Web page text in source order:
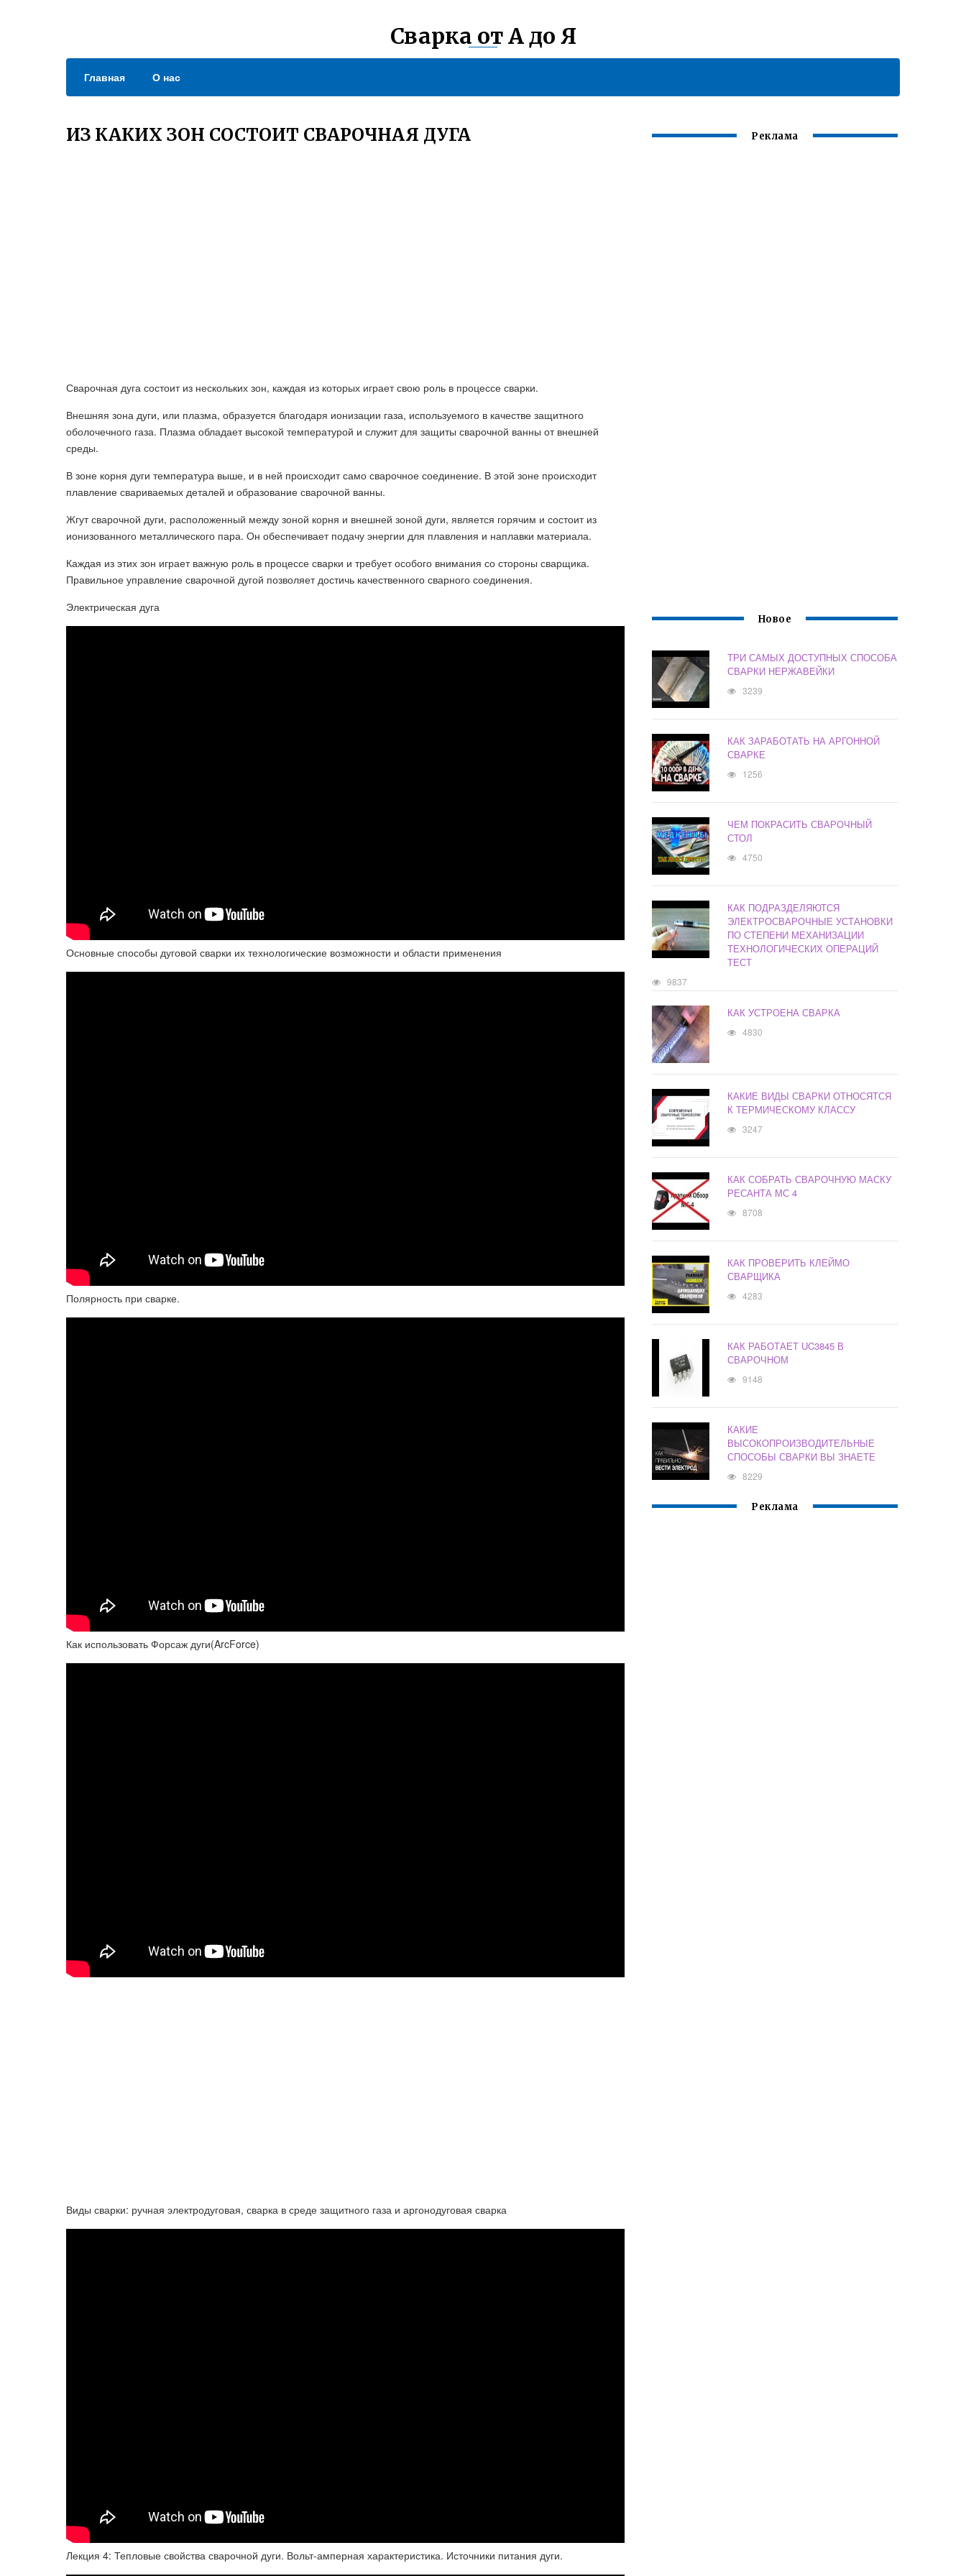
Сварка от А до Я
Главная О нас
ИЗ КАКИХ ЗОН СОСТОИТ СВАРОЧНАЯ ДУГА
Сварочная дуга состоит из нескольких зон, каждая из которых играет свою роль в процессе сварки.
Внешняя зона дуги, или плазма, образуется благодаря ионизации газа, используемого в качестве защитного
оболочечного газа. Плазма обладает высокой температурой и служит для защиты сварочной ванны от внешней
среды.
В зоне корня дуги температура выше, и в ней происходит само сварочное соединение. В этой зоне происходит
плавление свариваемых деталей и образование сварочной ванны.
Жгут сварочной дуги, расположенный между зоной корня и внешней зоной дуги, является горячим и состоит из
ионизованного металлического пара. Он обеспечивает подачу энергии для плавления и наплавки материала.
Каждая из этих зон играет важную роль в процессе сварки и требует особого внимания со стороны сварщика.
Правильное управление сварочной дугой позволяет достичь качественного сварного соединения.
Электрическая дуга
Основные способы дуговой сварки их технологические возможности и области применения
Полярность при сварке.
Как использовать Форсаж дуги(ArcForce)
Виды сварки: ручная электродуговая, сварка в среде защитного газа и аргонодуговая сварка
Лекция 4: Тепловые свойства сварочной дуги. Вольт-амперная характеристика. Источники питания дуги.
Реклама
Новое
ТРИ САМЫХ ДОСТУПНЫХ СПОСОБА
СВАРКИ НЕРЖАВЕЙКИ
3239
КАК ЗАРАБОТАТЬ НА АРГОННОЙ
СВАРКЕ
1256
ЧЕМ ПОКРАСИТЬ СВАРОЧНЫЙ
СТОЛ
4750
КАК ПОДРАЗДЕЛЯЮТСЯ
ЭЛЕКТРОСВАРОЧНЫЕ УСТАНОВКИ
ПО СТЕПЕНИ МЕХАНИЗАЦИИ
ТЕХНОЛОГИЧЕСКИХ ОПЕРАЦИЙ
ТЕСТ
9837
КАК УСТРОЕНА СВАРКА
4830
КАКИЕ ВИДЫ СВАРКИ ОТНОСЯТСЯ
К ТЕРМИЧЕСКОМУ КЛАССУ
3247
КАК СОБРАТЬ СВАРОЧНУЮ МАСКУ
РЕСАНТА МС 4
8708
КАК ПРОВЕРИТЬ КЛЕЙМО
СВАРЩИКА
4283
КАК РАБОТАЕТ UC3845 В
СВАРОЧНОМ
9148
КАКИЕ
ВЫСОКОПРОИЗВОДИТЕЛЬНЫЕ
СПОСОБЫ СВАРКИ ВЫ ЗНАЕТЕ
8229
Реклама